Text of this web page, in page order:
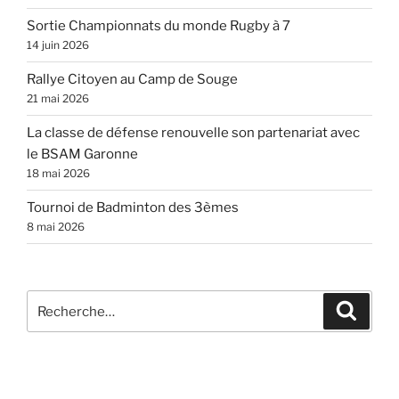
Sortie Championnats du monde Rugby à 7
14 juin 2026
Rallye Citoyen au Camp de Souge
21 mai 2026
La classe de défense renouvelle son partenariat avec
le BSAM Garonne
18 mai 2026
Tournoi de Badminton des 3èmes
8 mai 2026
pour